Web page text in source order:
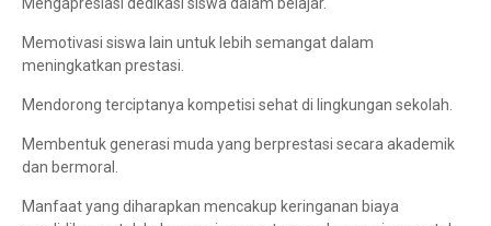
Mengapresiasi dedikasi siswa dalam belajar.
Memotivasi siswa lain untuk lebih semangat dalam
meningkatkan prestasi.
Mendorong terciptanya kompetisi sehat di lingkungan sekolah.
Membentuk generasi muda yang berprestasi secara akademik
dan bermoral.
Manfaat yang diharapkan mencakup keringanan biaya